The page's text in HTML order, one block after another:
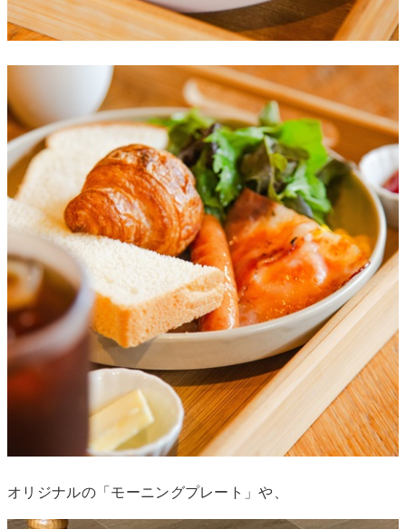
オリジナルの「モーニングプレート」や、